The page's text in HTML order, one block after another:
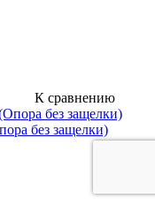
К сравнению
без защелки)